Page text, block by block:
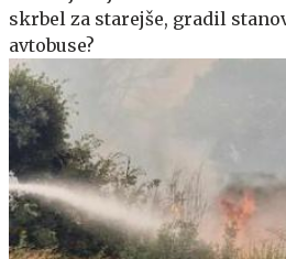
skrbel za starejše, gradil
avtobuse?